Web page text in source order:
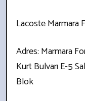
Lacoste Marmara
Adres: Marmara
Kurt Bulvarı E-5
Blok